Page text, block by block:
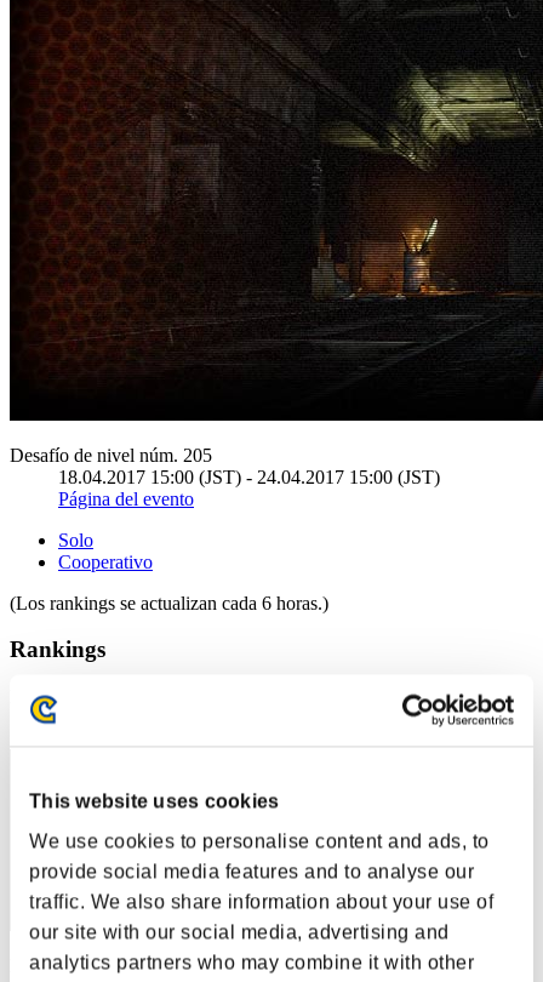
This website uses cookies
We use cookies to personalise content and ads, to
provide social media features and to analyse our
traffic. We also share information about your use of
our site with our social media, advertising and
analytics partners who may combine it with other
Desafío de nivel núm. 205
18.04.2017 15:00 (JST) - 24.04.2017 15:00 (JST)
Página del evento
Solo
Cooperativo
(Los rankings se actualizan cada 6 horas.)
Rankings
Posición
Puntos: -